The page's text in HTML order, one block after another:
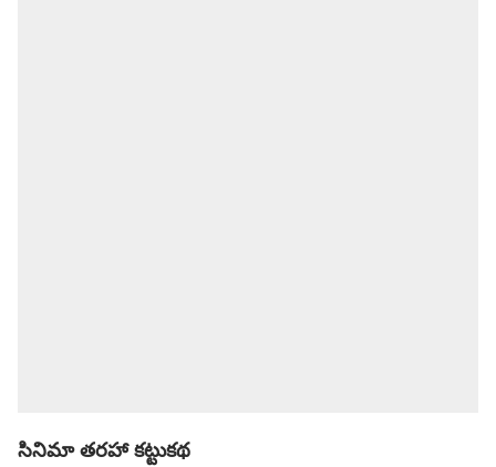
సినిమా తరహా కట్టుకథ